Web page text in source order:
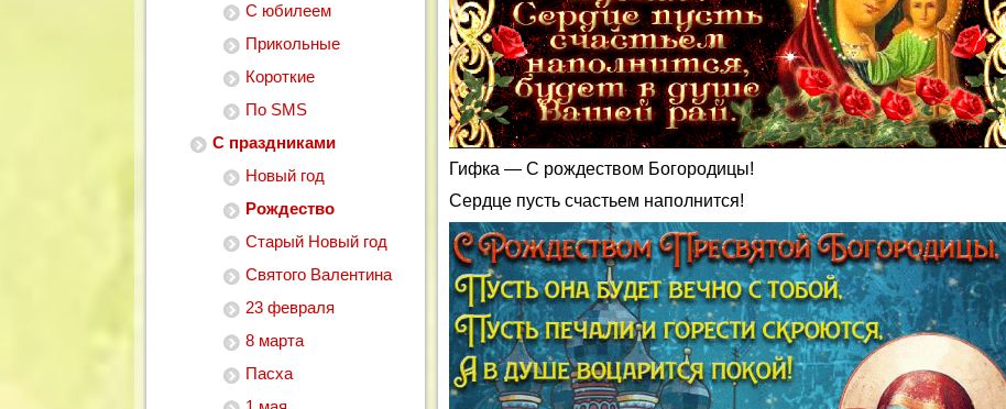
С юбилеем
Прикольные
Короткие
По SMS
С праздниками
Новый год
Рождество
Старый Новый год
Святого Валентина
23 февраля
8 марта
Пасха
Гифка — С рождеством Богородицы!
Сердце пусть счастьем наполнится!